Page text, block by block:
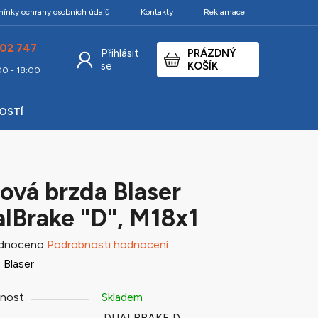
ochrany osobních údajů Kontakty Reklamace
747
- 18:00
Přihlásit
se
NÁKUPNÍ
KOŠÍK
PRÁZDNÝ
KOŠÍK
brzda Blaser
"D", M18x1
Podrobnosti hodnocení
Blaser
Skladem